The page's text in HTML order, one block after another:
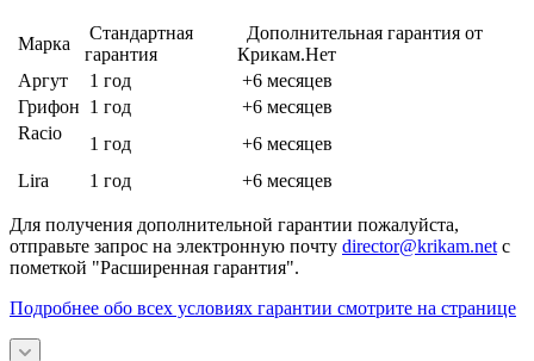
Марка
Стандартная
гарантия
Дополнительная гарантия от
Крикам.Нет
Аргут
1 год
+6 месяцев
Грифон 1 год
+6 месяцев
Racio
1 год
+6 месяцев
Lira
1 год +6 месяцев
Для получения дополнительной гарантии пожалуйста,
отправьте запрос на электронную почту director@krikam.net с
пометкой "Расширенная гарантия".
Подробнее обо всех условиях гарантии смотрите на странице